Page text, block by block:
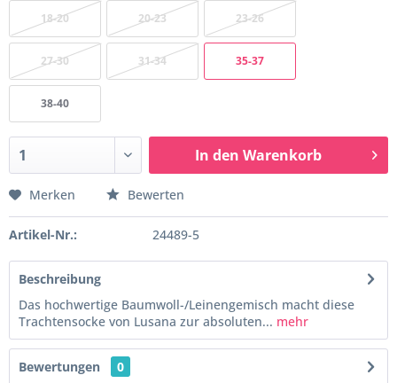
18-20 20-23 23-26
27-30 31-34 35-37
38-40
In den Warenkorb
Merken Bewerten
Artikel-Nr.: 24489-5
Beschreibung
Das hochwertige Baumwoll-/Leinengemisch macht diese
Trachtensocke von Lusana zur absoluten... mehr
Bewertungen
0